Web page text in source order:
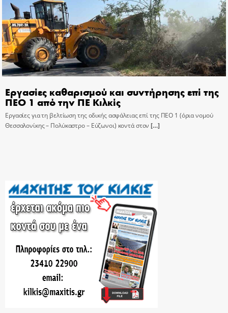
Εργασίες καθαρισμού και συντήρησης επί της
ΠΕΟ 1 από την ΠΕ Κιλκίς
Εργασίες για τη βελτίωση της οδικής ασφάλειας επί της ΠΕΟ 1 (όρια νομού
Θεσσαλονίκης – Πολύκαστρο – Εύζωνοι) κοντά στον […]